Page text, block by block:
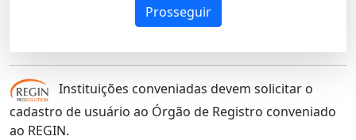
Prosseguir
Instituições conveniadas devem solicitar o
cadastro de usuário ao Órgão de Registro conveniado
ao REGIN.